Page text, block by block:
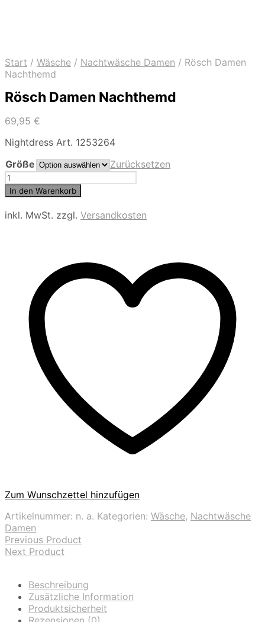
Start / Wäsche / Nachtwäsche Damen / Rösch Damen
Nachthemd
Rösch Damen Nachthemd
69,95 €
Nightdress Art. 1253264
Größe
Zurücksetzen
Rösch
Damen
Nachthemd
Menge
In den Warenkorb
inkl. MwSt. zzgl. Versandkosten
Zum Wunschzettel hinzufügen
Artikelnummer: n. a. Kategorien: Wäsche, Nachtwäsche
Damen
Previous Product
Next Product
Beschreibung
Zusätzliche Information
Produktsicherheit